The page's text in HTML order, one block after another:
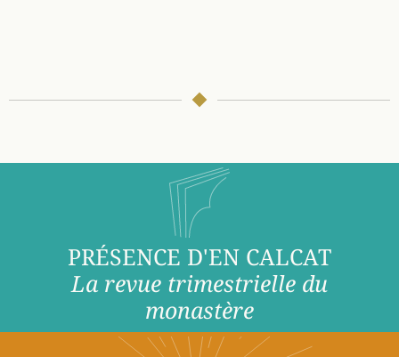
PRÉSENCE D'EN CALCAT
La revue trimestrielle du
monastère